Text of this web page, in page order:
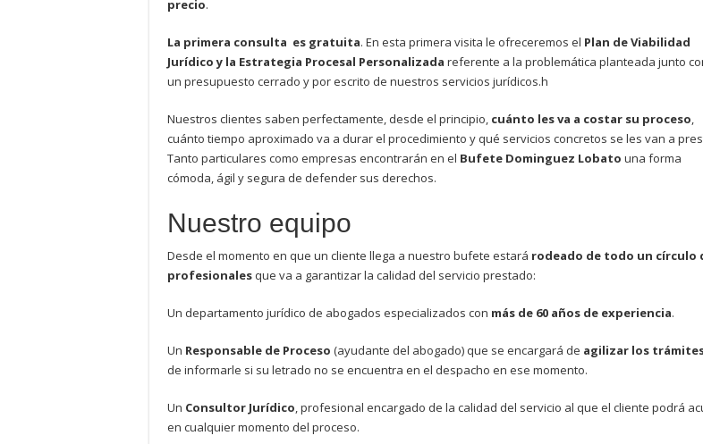
precio.
La primera consulta es gratuita. En esta primera visita le ofreceremos el Plan de Viabilidad
Jurídico y la Estrategia Procesal Personalizada referente a la problemática planteada junto
un presupuesto cerrado y por escrito de nuestros servicios jurídicos.h
Nuestros clientes saben perfectamente, desde el principio, cuánto les va a costar su proceso,
cuánto tiempo aproximado va a durar el procedimiento y qué servicios concretos se les van a
Tanto particulares como empresas encontrarán en el Bufete Dominguez Lobato una forma
cómoda, ágil y segura de defender sus derechos.
Nuestro equipo
Desde el momento en que un cliente llega a nuestro bufete estará rodeado de todo un círculo
profesionalesque va a garantizar la calidad del servicio prestado:
Un departamento jurídico de abogados especializados con más de 60 años de experiencia.
Un Responsable de Proceso (ayudante del abogado) que se encargará de agilizar los
de informarle si su letrado no se encuentra en el despacho en ese momento.
Un Consultor Jurídico, profesional encargado de la calidad del servicio al que el cliente podrá
en cualquier momento del proceso.